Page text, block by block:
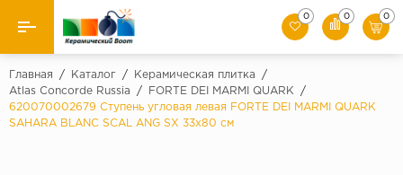
Назад
Производители
0 0 0
Главная / Каталог / Керамическая плитка
/
Atlas Concorde Russia
/ FORTE DEI MARMI QUARK
/
620070002679 Ступень угловая левая FORTE DEI MARMI QUARK
SAHARA BLANC SCAL ANG SX 33x80 см